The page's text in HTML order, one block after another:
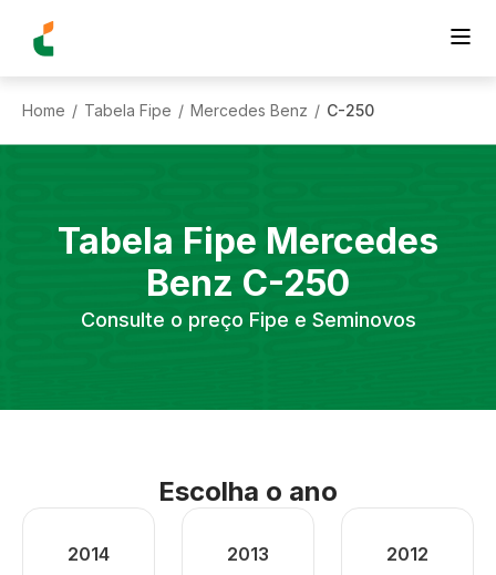
Home / Tabela Fipe / Mercedes Benz / C-250
Tabela Fipe Mercedes
Benz C-250
Consulte o preço Fipe e Seminovos
Escolha o ano
2014 2013 2012